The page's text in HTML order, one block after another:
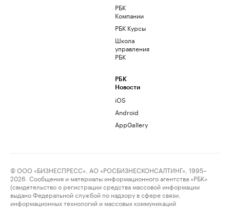
РБК
Компании
РБК Курсы
Школа
управления
РБК
РБК
Новости
iOS
Android
AppGallery
© ООО «БИЗНЕСПРЕСС», АО «РОСБИЗНЕСКОНСАЛТИНГ», 1995–
2026. Сообщения и материалы информационного агентства «РБК»
(свидетельство о регистрации средства массовой информации
выдано Федеральной службой по надзору в сфере связи,
информационных технологий и массовых коммуникаций